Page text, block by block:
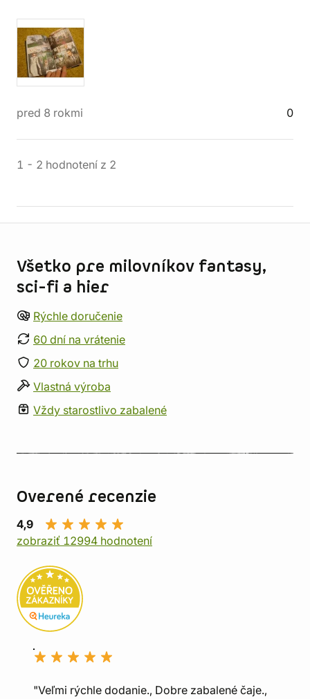
pred 8 rokmi 0
1 - 2 hodnotení z 2
Všetko pre milovníkov fantasy,
sci-fi a hier
Rýchle doručenie
60 dní na vrátenie
20 rokov na trhu
Vlastná výroba
Vždy starostlivo zabalené
Overené recenzie
4,9
zobraziť 12994 hodnotení
"Veľmi rýchle dodanie., Dobre zabalené čaje.,